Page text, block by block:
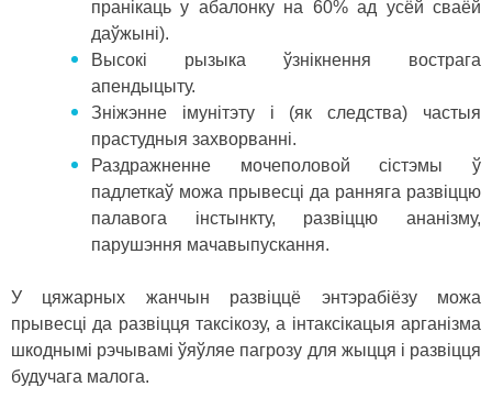
пранікаць у абалонку на 60% ад усёй сваёй
даўжыні).
Высокі рызыка ўзнікнення вострага
апендыцыту.
Зніжэнне імунітэту і (як следства) частыя
прастудныя захворванні.
Раздражненне мочеполовой сістэмы ў
падлеткаў можа прывесці да ранняга развіццю
палавога інстынкту, развіццю ананізму,
парушэння мачавыпускання.
У цяжарных жанчын развіццё энтэрабіёзу можа
прывесці да развіцця таксікозу, а інтаксікацыя арганізма
шкоднымі рэчывамі ўяўляе пагрозу для жыцця і развіцця
будучага малога.